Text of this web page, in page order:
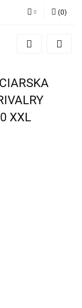
Zaloguj się
(0)
XXL